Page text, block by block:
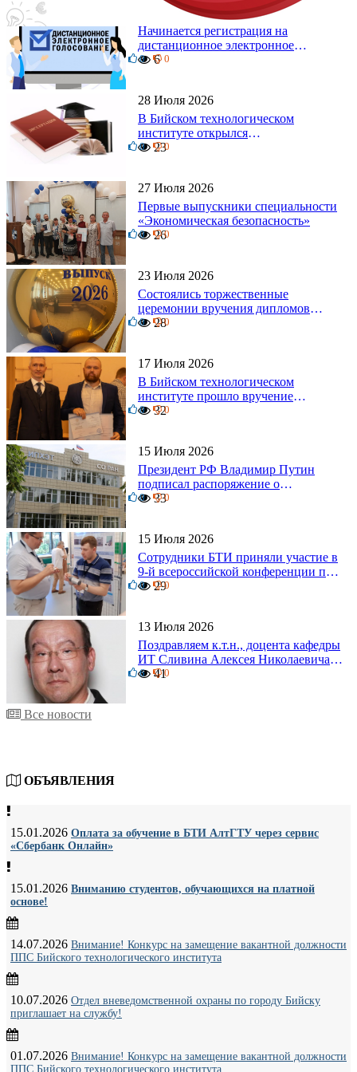
4 Августа 2026
Начинается регистрация на
дистанционное электронное
голосование на выборы!
0 0
6
28 Июля 2026
В Бийском технологическом
институте открылся
диссертационный совет!
0 0
23
27 Июля 2026
Первые выпускники специальности
«Экономическая безопасность»
0 0
26
23 Июля 2026
Состоялись торжественные
церемонии вручения дипломов
выпускникам БТИ
0 0
28
17 Июля 2026
В Бийском технологическом
институте прошло вручение
дипломов
0 0
32
15 Июля 2026
Президент РФ Владимир Путин
подписал распоряжение о
поощрении граждан и трудовых
0 0
33
15 Июля 2026
Сотрудники БТИ приняли участие в
9-й всероссийской конференции по
задачам со свободными границами
0 0
29
13 Июля 2026
Поздравляем к.т.н., доцента кафедры
ИТ Сливина Алексея Николаевича с
юбилеем!
6 0
41
Все новости
ОБЪЯВЛЕНИЯ
15.01.2026 Оплата за обучение в БТИ АлтГТУ через сервис
«Сбербанк Онлайн»
15.01.2026 Вниманию студентов, обучающихся на платной
основе!
14.07.2026 Внимание! Конкурс на замещение вакантной должности
ППС Бийского технологического института
10.07.2026 Отдел вневедомственной охраны по городу Бийску
приглашает на службу!
01.07.2026 Внимание! Конкурс на замещение вакантной должности
ППС Бийского технологического института